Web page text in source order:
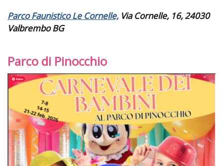
Parco Faunistico Le Cornelle,Via Cornelle, 16, 24030
Valbrembo BG
Parco di Pinocchio